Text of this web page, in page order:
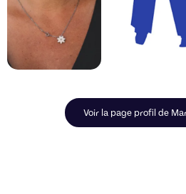
Voir la page profil de